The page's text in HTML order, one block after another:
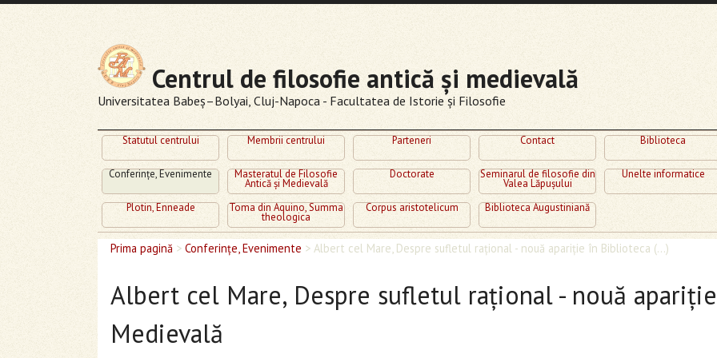
Centrul de filosofie antică şi medievală
Universitatea Babeş–Bolyai, Cluj-Napoca - Facultatea de Istorie şi Filosofie
Statutul centrului Membrii centrului Parteneri Contact Biblioteca
Conferinţe, Evenimente Masteratul de Filosofie
Antică şi Medievală
Doctorate Seminarul de filosofie din
Valea Lăpuşului
Unelte informatice
Plotin, Enneade Toma din Aquino, Summa
theologica
Corpus aristotelicum Biblioteca Augustiniană
Prima pagină > Conferinţe, Evenimente > Albert cel Mare, Despre sufletul rațional - nouă apariție în Biblioteca (...)
Albert cel Mare, Despre sufletul rațional - nouă
Medievală